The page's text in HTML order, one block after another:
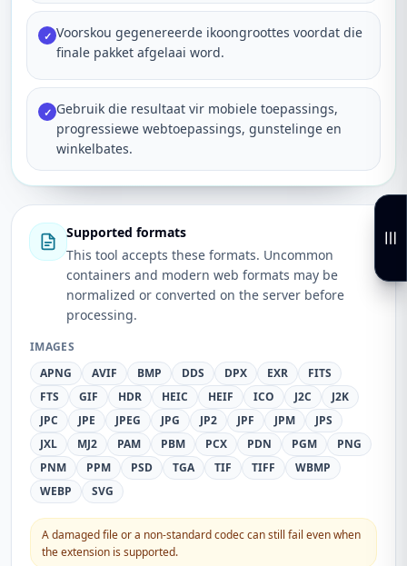
✓ Voorskou gegenereerde ikoongroottes voordat die
finale pakket afgelaai word.
✓ Gebruik die resultaat vir mobiele toepassings,
progressiewe webtoepassings, gunstelinge en
winkelbates.
Supported formats
This tool accepts these formats. Uncommon
containers and modern web formats may be
normalized or converted on the server before
processing.
IMAGES
APNG
AVIF BMP DDS DPX EXR
FITS
FTS
GIF HDR HEIC HEIF ICO J2C
J2K
JPC
JPE JPEG JPG JP2 JPF JPM
JPS
JXL
MJ2 PAM PBM PCX PDN PGM
PNG
PNM
PPM PSD TGA TIF TIFF
WBMP
WEBP
SVG
A damaged file or a non-standard codec can still fail even when
the extension is supported.